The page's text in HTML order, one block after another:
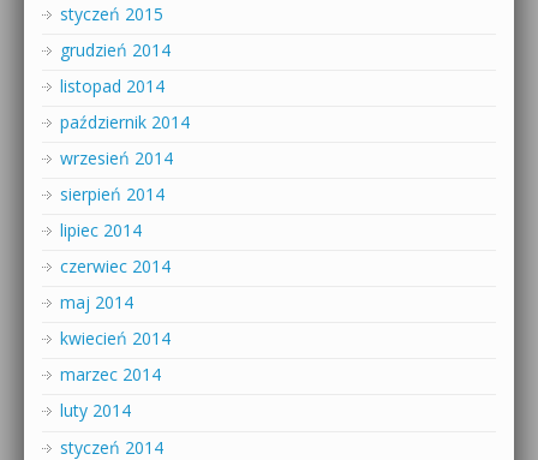
styczeń 2015
grudzień 2014
listopad 2014
październik 2014
wrzesień 2014
sierpień 2014
lipiec 2014
czerwiec 2014
maj 2014
kwiecień 2014
marzec 2014
luty 2014
styczeń 2014